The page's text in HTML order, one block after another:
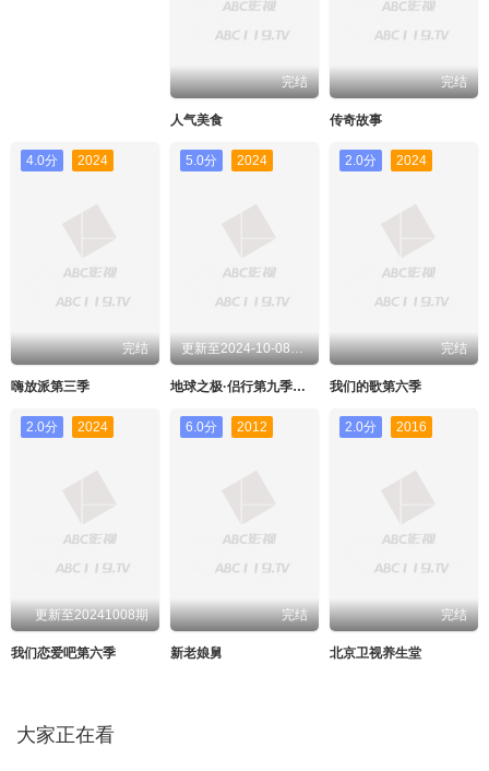
完结
人气美食
完结
传奇故事
4.0分 2024
完结
嗨放派第三季
5.0分 2024
更新至2024-10-08期期
地球之极·侣行第九季上篇
2.0分 2024
完结
我们的歌第六季
2.0分 2024
更新至20241008期
我们恋爱吧第六季
6.0分 2012
完结
新老娘舅
2.0分 2016
完结
北京卫视养生堂
大家正在看